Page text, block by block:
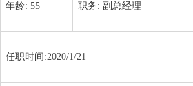
年龄: 55 职务: 副总经理
任职时间:2020/1/21